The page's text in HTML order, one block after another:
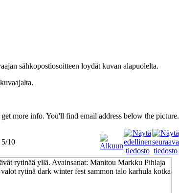
sähkopostiosoitteen loydät kuvan alapuolelta.
more info. You'll find email address below the picture.
10